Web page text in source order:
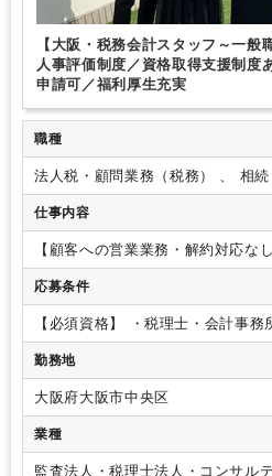
【大阪・税務会計スタッフ～一般
人事評価制度／資格取得支援制度
申請可／福利厚生充実
職種
法人税・顧問業務（税務） 、 相続・事業承継（税務） 、 そ
の他（コンサルティング）
仕事内容
【顧客への営業業務・解約対応なし
告補助や顧客先対応等、ご経験を
す。お客様は全国・業種も多岐に
び仕訳精査 ◎月次・年次決算、税
◎顧客企業からの問い合わせ対応
案）等 入社後は当社の業務に慣れ
先は全国にありますが、電話やメ
りするため顧客訪問はほとんどあ
当法人は中小企業を中心に全国各
応募条件
【必須資格】
・税理士・会計事務
お持ちの方※担当をもって顧問先
しています。
勤務地
大阪府大阪市中央区
業種
監査法人・税理士法人・コンサル